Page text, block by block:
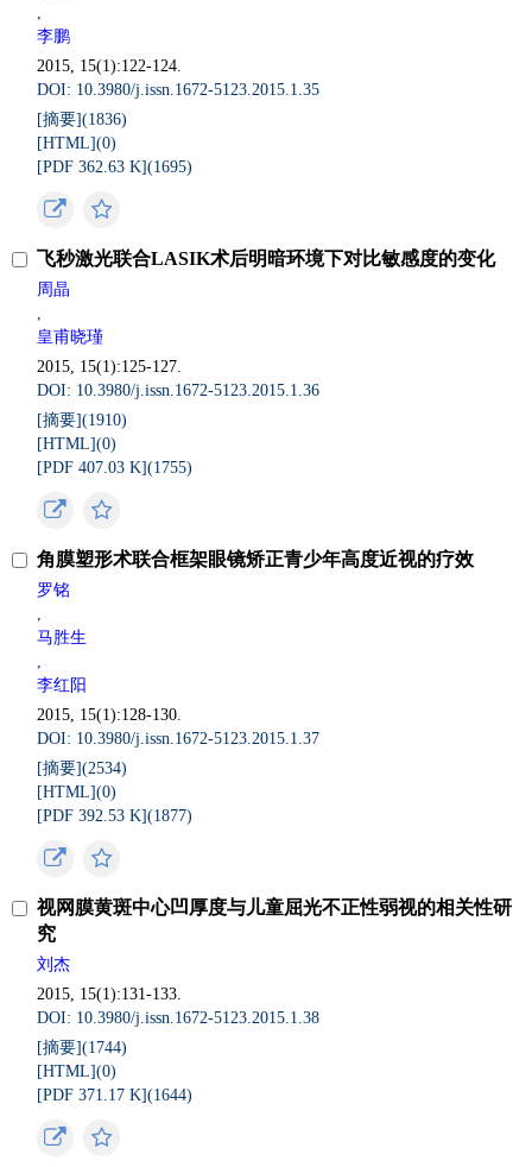
,
李鹏
2015, 15(1):122-124.
DOI: 10.3980/j.issn.1672-5123.2015.1.35
[摘要](1836)
[HTML](0)
[PDF 362.63 K](1695)
飞秒激光联合LASIK术后明暗环境下对比敏感度的变化
周晶
,
皇甫晓瑾
2015, 15(1):125-127.
DOI: 10.3980/j.issn.1672-5123.2015.1.36
[摘要](1910)
[HTML](0)
[PDF 407.03 K](1755)
角膜塑形术联合框架眼镜矫正青少年高度近视的疗效
罗铭
,
马胜生
,
李红阳
2015, 15(1):128-130.
DOI: 10.3980/j.issn.1672-5123.2015.1.37
[摘要](2534)
[HTML](0)
[PDF 392.53 K](1877)
视网膜黄斑中心凹厚度与儿童屈光不正性弱视的相关性研
究
刘杰
2015, 15(1):131-133.
DOI: 10.3980/j.issn.1672-5123.2015.1.38
[摘要](1744)
[HTML](0)
[PDF 371.17 K](1644)